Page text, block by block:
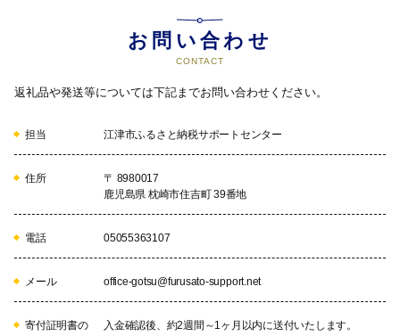
お問い合わせ
CONTACT
返礼品や発送等については下記までお問い合わせください。
担当 江津市ふるさと納税サポートセンター
住所
〒 8980017
鹿児島県 枕崎市住吉町 39番地
電話 05055363107
メール office-gotsu@furusato-support.net
寄付証明書の
入金確認後、約2週間～1ヶ月以内に送付いたします。